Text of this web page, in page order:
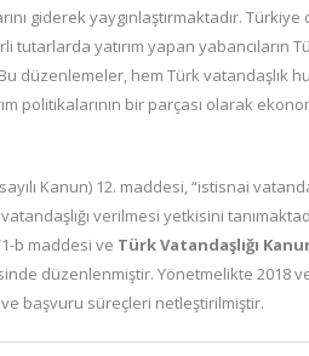
giderek yaygınlaştırmaktadır.
yatırım yapan yabancıların
düzenlemeler, hem Türk
politikalarının bir parçası olarak
Kanun) 12. maddesi, “istisnai
verilmesi yetkisini
1-b maddesi ve Türk Vatandaşlığı
düzenlenmiştir. Yönetmelikte 2018
başvuru süreçleri netleştirilmiştir.